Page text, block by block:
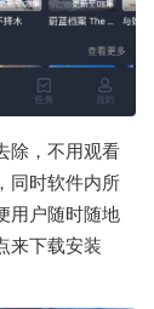
除，不用观看
同时软件内所
用户随时随地
来下载安装